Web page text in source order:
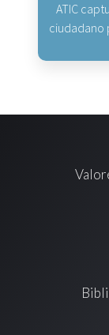
ATIC
ciudadano